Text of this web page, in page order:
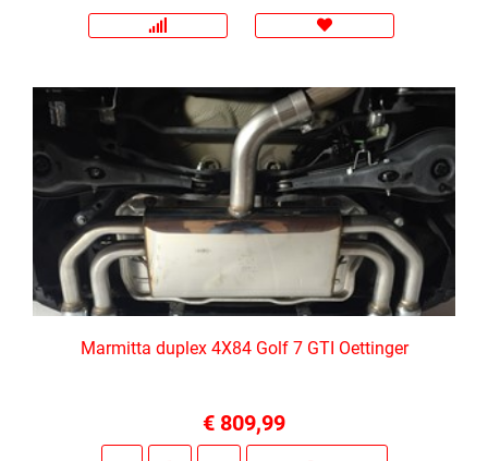
Marmitta duplex 4X84 Golf 7 GTI Oettinger
€ 809,99